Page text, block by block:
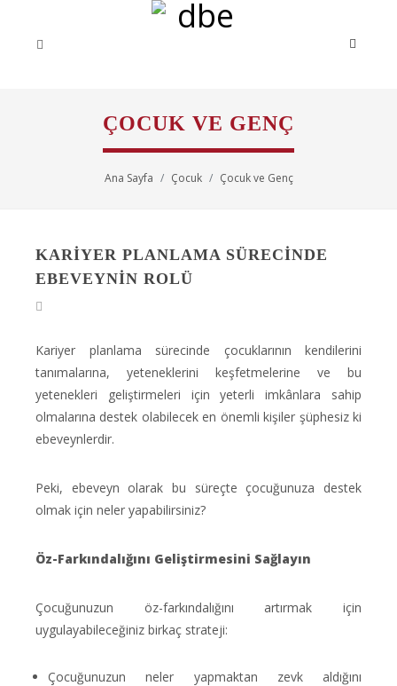
ÇOCUK VE GENÇ
Ana Sayfa Çocuk Çocuk ve Genç
KARİYER PLANLAMA SÜRECİNDE
EBEVEYNİN ROLÜ
Kariyer planlama sürecinde çocuklarının kendilerini
tanımalarına, yeteneklerini keşfetmelerine ve bu
yetenekleri geliştirmeleri için yeterli imkânlara sahip
olmalarına destek olabilecek en önemli kişiler şüphesiz ki
ebeveynlerdir.
Peki, ebeveyn olarak bu süreçte çocuğunuza destek
olmak için neler yapabilirsiniz?
Öz-Farkındalığını Geliştirmesini Sağlayın
Çocuğunuzun öz-farkındalığını artırmak için
uygulayabileceğiniz birkaç strateji:
Çocuğunuzun neler yapmaktan zevk aldığını